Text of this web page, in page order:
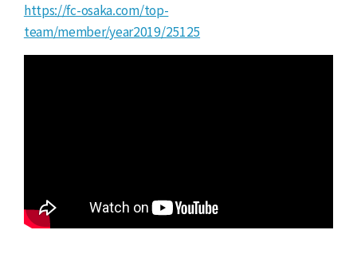
https://fc-osaka.com/top-
team/member/year2019/25125